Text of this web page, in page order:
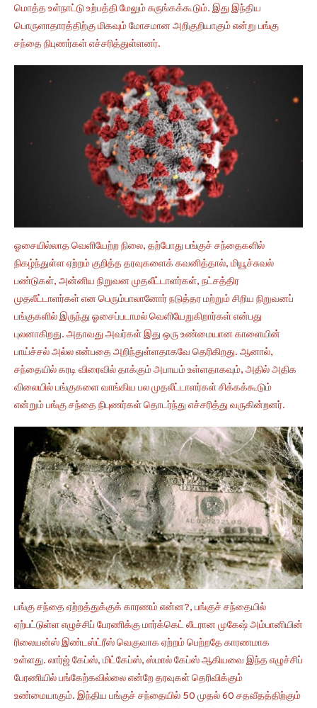
மொத்த உள்நாட்டு உற்பத்தி மேலும் சுருங்கக்கூடும். இது இந்திய
பொருளாதாரத்திற்கு மிகவும் மோசமான அறிகுறியாகும் என்று பங்கு
சந்தை நிபுணர்கள் எச்சரித்துள்ளனர்.
ஓசையில்லாத வெளியேற்ற நிலை, தற்போது பங்குச் சந்தைகளில்
நிகழ்ந்துள்ள ஏற்றம் குறித்த தரவுகளைக் கவனித்தால், மியூச்சுவல்
பண்டுகள், அன்னிய நிறுவன முதலீட்டாளர்கள், நட்சத்திர
முதலீட்டாளர்கள் என பெரும்பாலானோர் நடுத்தர மற்றும் சிறிய நிறுவனப்
பங்குகளில் இருந்து ஓசைப்படாமல் வெளியேறுகிறார்கள் என்பது
புலனாகிறது. அதாவது அவர்கள் இது ஒரு உண்மையான காளையின்
பாய்ச்சல் அல்ல என்பதை அறிந்துள்ளதாகவே தெரிகிறது. ஆனால்,
சந்தையில் கரடி விரைவில் தாக்கும் அபாயம் உள்ளதாகவும், அதில் அதிக
விலையில் பங்குகளை வாங்கிய பல முதலீட்டாளர்கள் சிக்கக்கூடும்
என்றும் பங்கு சந்தை நிபுணர்கள் தொடர்ந்து எச்சரித்து வருகின்றனர்.
பங்கு சந்தை ஏற்றத்துக்குக் காரணம் என்ன?, பங்குச் சந்தையில்
ஏற்பட்டுள்ள எழுச்சிப் பேரணிக்கு மார்க்கெட் லீடரான முகேஷ் அம்பானியின்
ரிலையன்ஸ் இண்டஸ்ட்ரீஸ் வெகுவாக ஏற்றம் பெற்றதே காரணமாக
உள்ளது. லார்ஜ் கேப்ஸ், மிட்கேப்ஸ், ஸ்மால் கேப்ஸ் ஆகியவை இந்த எழுச்சிப்
பேரணியில் பங்கேற்கவில்லை என்றே தரவுகள் தெரிவிக்கும்
உண்மையாகும். இந்திய பங்குச் சந்தையில் 50 முதல் 60 சதவீதத்திற்கும்